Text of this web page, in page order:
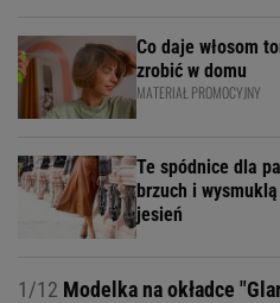
Co daje włosom
zrobić w domu
MATERIAŁ PROMOCYJNY
Te spódnice dla
brzuch i
jesień
1/12 Modelka na okładce